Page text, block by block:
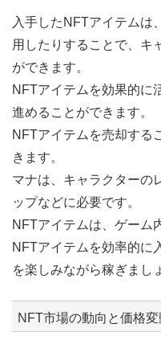
入手したNFTアイテムは
用したりすることで、キ
ができます。
NFTアイテムを効果的に
進めることができます。
NFTアイテムを売却する
きます。
マナは、キャラクターの
ップなどに必要です。
NFTアイテムは、ゲーム
NFTアイテムを効率的に
を楽しみながら稼ぎまし
NFT市場の動向と価格変